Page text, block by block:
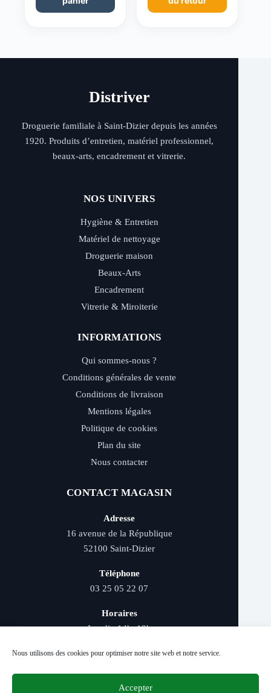
Nous utilisons des cookies pour optimiser notre site web et notre service.
Accepter
Distriver
Droguerie familiale à Saint-Dizier depuis les années
1920. Produits d’entretien, matériel professionnel,
beaux-arts, encadrement et vitrerie.
NOS UNIVERS
Hygiène & Entretien
Matériel de nettoyage
Droguerie maison
Beaux-Arts
Encadrement
Vitrerie & Miroiterie
INFORMATIONS
Qui sommes-nous ?
Conditions générales de vente
Conditions de livraison
Mentions légales
Politique de cookies
Plan du site
Nous contacter
CONTACT MAGASIN
Adresse
16 avenue de la République
52100 Saint-Dizier
Téléphone
03 25 05 22 07
Horaires
Lundi : 14h–19h